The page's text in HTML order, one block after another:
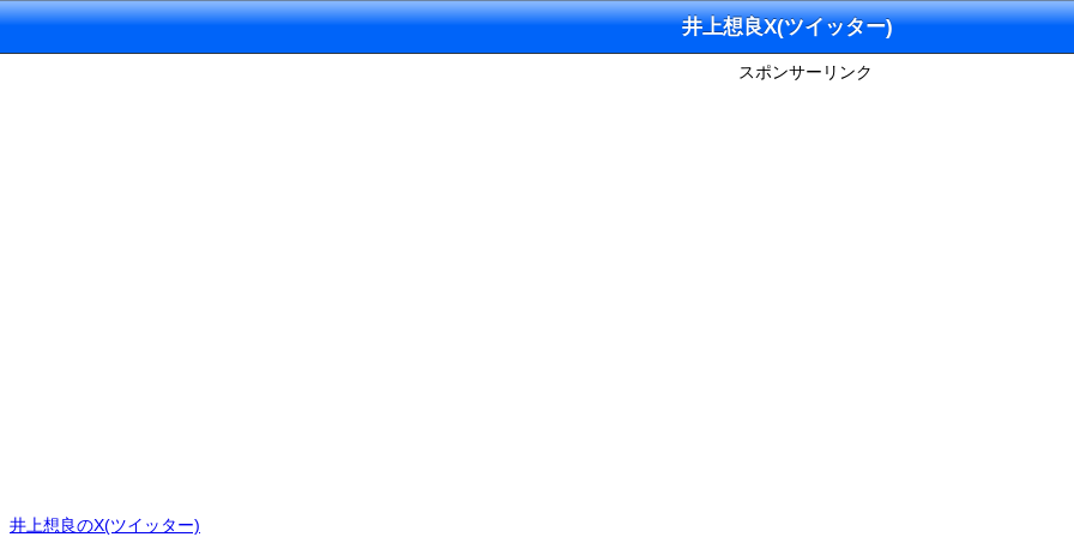
井上想良X(ツイッター)
スポンサーリンク
井上想良のX(ツイッター)